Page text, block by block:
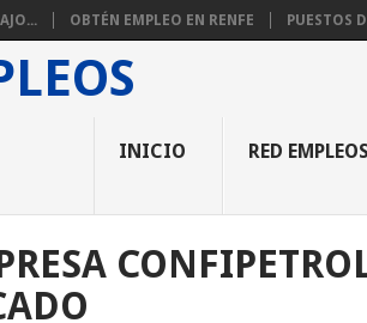
OBTÉN EMPLEO EN RENFE PUESTOS
INICIO RED EMPLEOS